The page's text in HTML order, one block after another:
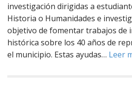
investigación dirigidas a
Historia o Humanidades e
objetivo de fomentar trabajos de
histórica sobre los 40 años de
el municipio. Estas ayudas… Leer